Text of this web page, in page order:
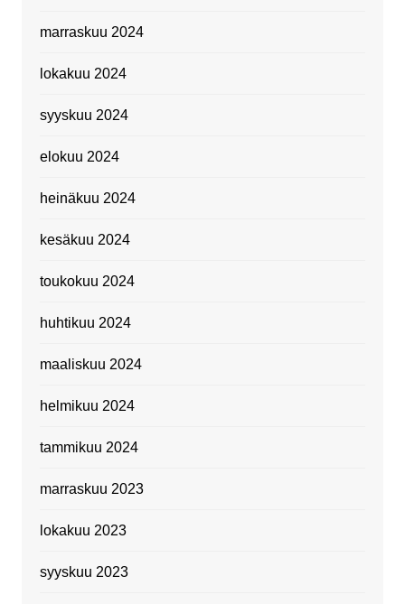
marraskuu 2024
lokakuu 2024
syyskuu 2024
elokuu 2024
heinäkuu 2024
kesäkuu 2024
toukokuu 2024
huhtikuu 2024
maaliskuu 2024
helmikuu 2024
tammikuu 2024
marraskuu 2023
lokakuu 2023
syyskuu 2023